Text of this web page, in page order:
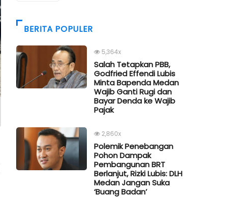
BERITA POPULER
5,364x
Salah Tetapkan PBB,
Godfried Effendi Lubis
Minta Bapenda Medan
Wajib Ganti Rugi dan
Bayar Denda ke Wajib
Pajak
2,860x
Polemik Penebangan
Pohon Dampak
Pembangunan BRT
Berlanjut, Rizki Lubis: DLH
Medan Jangan Suka
‘Buang Badan’